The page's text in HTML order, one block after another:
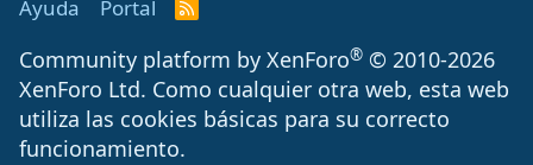
Ayuda
Portal
R
S
Community platform by XenForo® © 2010-2026
XenForo Ltd. Como cualquier otra web, esta web
utiliza las cookies básicas para su correcto
funcionamiento.